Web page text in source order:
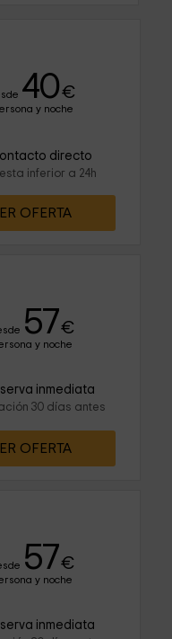
40€
y noche
directo
inferior a 24h
OFERTA
57€
y noche
inmediata
30 días antes
OFERTA
57€
y noche
inmediata